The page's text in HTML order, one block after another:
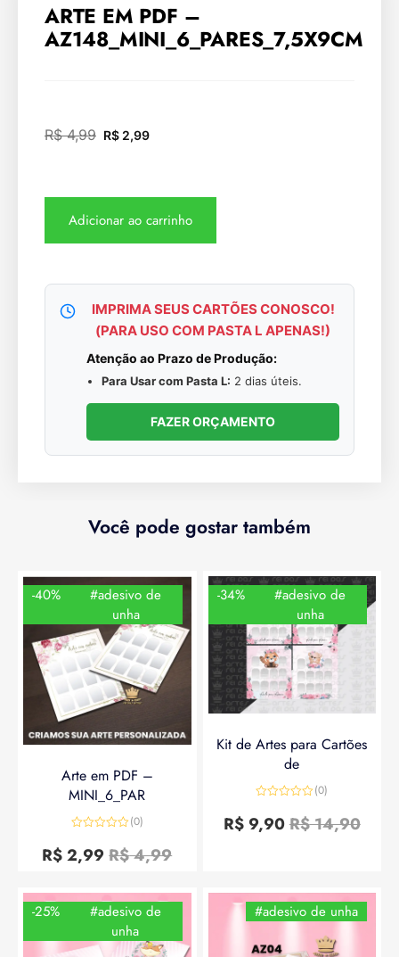
ARTE EM PDF –
AZ148_MINI_6_PARES_7,5X9CM
R$4,99 R$ 2,99
Adicionar ao carrinho
IMPRIMA SEUS CARTÕES CONOSCO!
(PARA USO COM PASTA L APENAS!)
Atenção ao Prazo de Produção:
Para Usar com Pasta L: 2 dias úteis.
FAZER ORÇAMENTO
Você pode gostar também
-40%
#adesivo de
unha
Arte em PDF –
MINI_6_PAR
0
de
(0)
R$4,99
R$2,99
-34%
#adesivo de
unha
Kit de Artes para Cartões
de
0
de
(0)
R$14,90
R$9,90
-25%
#adesivo de
unha
#adesivo de unha